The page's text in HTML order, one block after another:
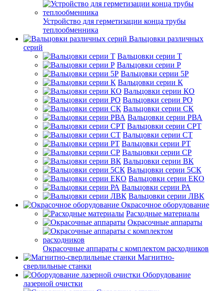
Устройство для герметизации конца трубы
теплообменника
Вальцовки различных
серий
Вальцовки серии Т
Вальцовки серии Р
Вальцовки серии 5Р
Вальцовки серии К
Вальцовки серии КО
Вальцовки серии РО
Вальцовки серии СК
Вальцовки серии РВА
Вальцовки серии СРТ
Вальцовки серии СТ
Вальцовки серии РТ
Вальцовки серии СР
Вальцовки серии ВК
Вальцовки серии 5СК
Вальцовки серии ЕКО
Вальцовки серии РА
Вальцовки серии ЛВК
Окрасочное оборудование
Расходные материалы
Окрасочные аппараты
Окрасочные аппараты с комплектом расходников
Магнитно-
сверлильные станки
Оборудование
лазерной очистки